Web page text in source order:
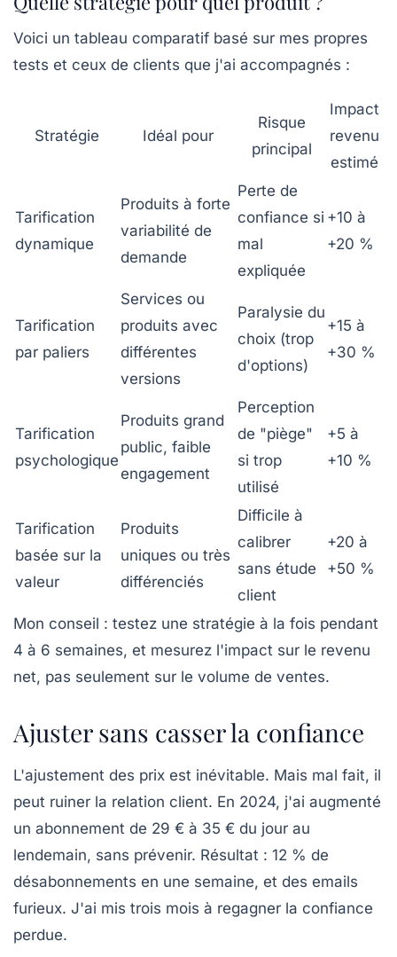
Voici un tableau comparatif basé sur mes propres
tests et ceux de clients que j'ai accompagnés :
Stratégie Idéal pour
Risque
principal
Impact
revenu
estimé
Tarification
dynamique
Produits à forte
variabilité de
demande
Perte de
confiance si
mal
expliquée
+10 à
+20 %
Tarification
par paliers
Services ou
produits avec
différentes
versions
Paralysie du
choix (trop
d'options)
+15 à
+30 %
Tarification
psychologique
Produits grand
public, faible
engagement
Perception
de "piège"
si trop
utilisé
+5 à
+10 %
Tarification
basée sur la
valeur
Produits
uniques ou très
différenciés
Difficile à
calibrer
sans étude
client
+20 à
+50 %
Mon conseil : testez une stratégie à la fois pendant
4 à 6 semaines, et mesurez l'impact sur le revenu
net, pas seulement sur le volume de ventes.
Ajuster sans casser la confiance
L'ajustement des prix est inévitable. Mais mal fait, il
peut ruiner la relation client. En 2024, j'ai augmenté
un abonnement de 29 € à 35 € du jour au
lendemain, sans prévenir. Résultat : 12 % de
désabonnements en une semaine, et des emails
furieux. J'ai mis trois mois à regagner la confiance
perdue.